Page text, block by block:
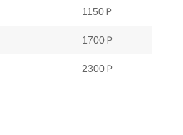
1150Ｐ
1700Ｐ
2300Ｐ